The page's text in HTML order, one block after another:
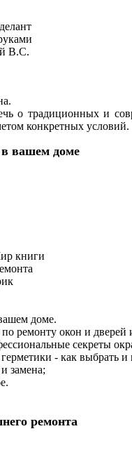
В.С.
о традиционных и
конкретных условий.
вашем доме
книги
доме.
ремонту окон и дверей
секреты
- как выбрать и
замена;
ремонта